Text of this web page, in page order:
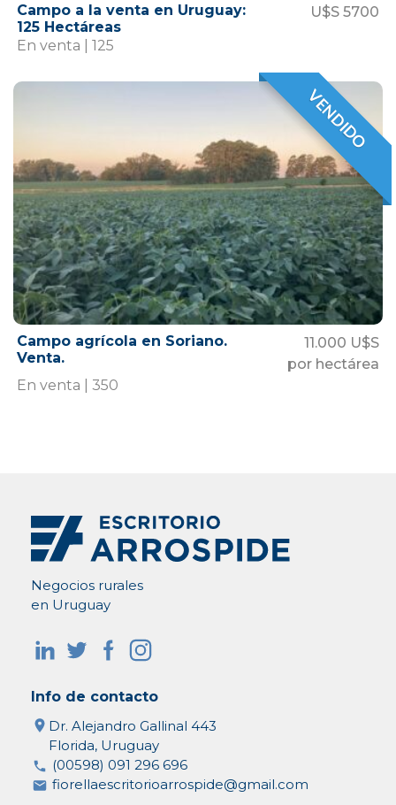
Campo a la venta en Uruguay:
125 Hectáreas
U$S 5700
En venta | 125
VENDIDO
VENDIDO
Campo agrícola en Soriano.
Venta.
11.000 U$S
por hectárea
En venta | 350
Negocios rurales
en Uruguay
Info de contacto
Dr. Alejandro Gallinal 443
Florida, Uruguay
(00598) 091 296 696
fiorellaescritorioarrospide@gmail.com